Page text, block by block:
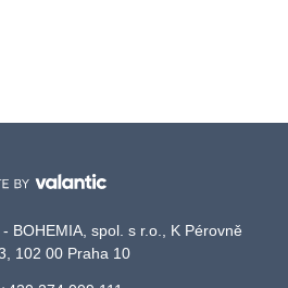
BOHEMIA, spol. s r.o., K Pérovně
102 00 Praha 10